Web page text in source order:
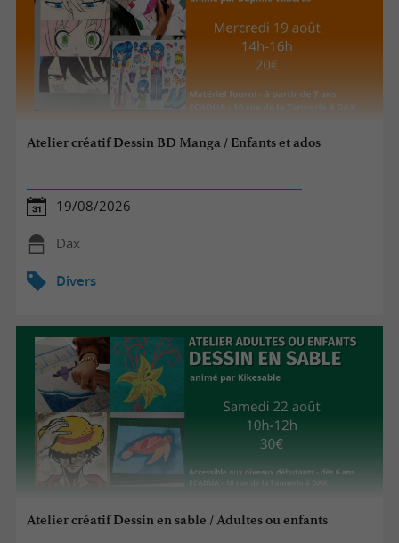
Atelier créatif Dessin BD Manga / Enfants et ados
19/08/2026
Dax
Divers
Atelier créatif Dessin en sable / Adultes ou enfants